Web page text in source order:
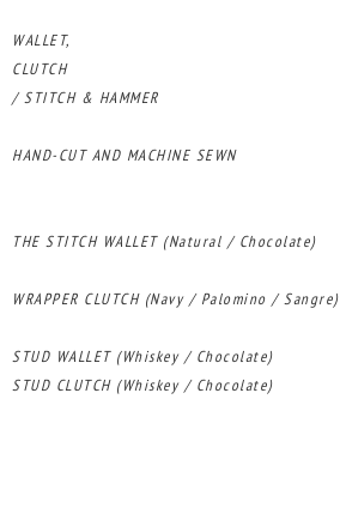
WALLET,
CLUTCH
/ STITCH & HAMMER
HAND-CUT AND MACHINE SEWN
THE STITCH WALLET (Natural / Chocolate)
WRAPPER CLUTCH (Navy / Palomino / Sangre)
STUD WALLET (Whiskey / Chocolate)
STUD CLUTCH (Whiskey / Chocolate)